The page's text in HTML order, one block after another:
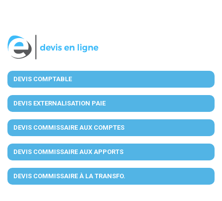
DEVIS COMPTABLE
DEVIS EXTERNALISATION PAIE
DEVIS COMMISSAIRE AUX COMPTES
DEVIS COMMISSAIRE AUX APPORTS
DEVIS COMMISSAIRE À LA TRANSFO.